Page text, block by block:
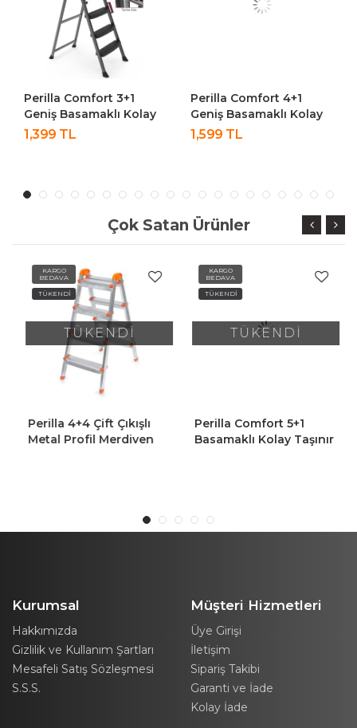
Perilla Comfort 3+1
Geniş Basamaklı Kolay
Taşıma Aparatlı
Merdiven
1,399 TL
Perilla Comfort 4+1
Geniş Basamaklı Kolay
Taşıma Aparatlı
Merdiven
1,599 TL
Çok Satan Ürünler
KARGO
BEDAVA
TÜKENDİ
TÜKENDİ
Perilla 4+4 Çift Çıkışlı
Metal Profil Merdiven
KARGO
BEDAVA
TÜKENDİ
TÜKENDİ
Perilla Comfort 5+1
Basamaklı Kolay Taşınır
Kurumsal
Hakkımızda
Gizlilik ve Kullanım Şartları
Mesafeli Satış Sözleşmesi
S.S.S.
Müşteri Hizmetleri
Üye Girişi
İletişim
Sipariş Takibi
Garanti ve İade
Kolay İade